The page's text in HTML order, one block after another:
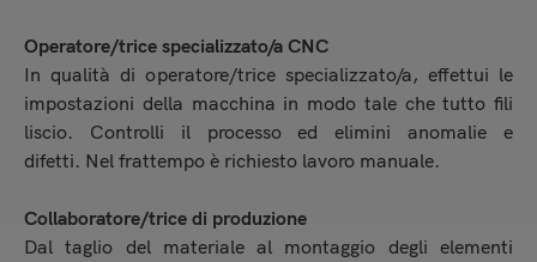
Operatore/trice specializzato/a CNC
In qualità di operatore/trice specializzato/a, effettui le
impostazioni della macchina in modo tale che tutto fili
liscio. Controlli il processo ed elimini anomalie e
difetti. Nel frattempo è richiesto lavoro manuale.
Collaboratore/trice di produzione
Dal taglio del materiale al montaggio degli elementi